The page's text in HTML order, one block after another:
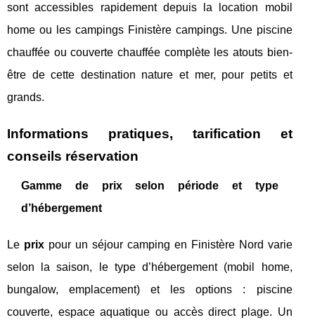
sont accessibles rapidement depuis la location mobil
home ou les campings Finistère campings. Une piscine
chauffée ou couverte chauffée complète les atouts bien-
être de cette destination nature et mer, pour petits et
grands.
Informations pratiques, tarification et
conseils réservation
Gamme de prix selon période et type
d’hébergement
Le prixpour un séjour camping en Finistère Nord varie
selon la saison, le type d’hébergement (mobil home,
bungalow, emplacement) et les options : piscine
couverte, espace aquatique ou accès direct plage. Un